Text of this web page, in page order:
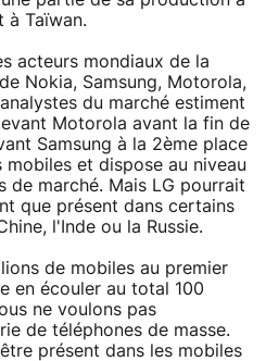
à Taïwan.
acteurs mondiaux de la
Nokia, Samsung, Motorola,
du marché estiment
Motorola avant la fin de
Samsung à la 2ème place
mobiles et dispose au niveau
de marché. Mais LG pourrait
que présent dans certains
l'Inde ou la Russie.
de mobiles au premier
en écouler au total 100
ne voulons pas
de téléphones de masse.
présent dans les mobiles